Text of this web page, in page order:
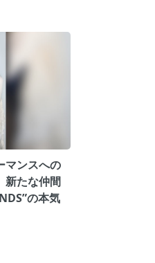
マンスへの
たな仲間
の本気